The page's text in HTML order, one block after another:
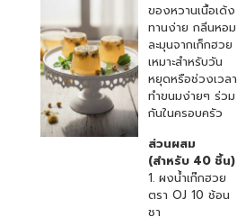
ของหวานเนื้อเด้ง
ทานง่าย กลิ่นหอม
ละมุนจากเก็กฮวย
เหมาะสำหรับวัน
หยุดหรือช่วงเวลา
ทำขนมง่ายๆ ร่วม
กันในครอบครัว
ส่วนผสม
(สำหรับ 40 ชิ้น)
1. ผงน้ำเก๊กฮวย
ตรา OJ 10 ช้อน
ชา